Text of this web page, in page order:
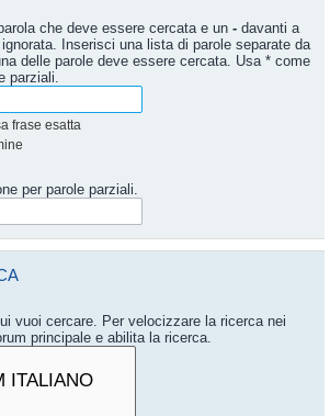
che deve essere cercata e un - davanti a
Inserisci una lista di parole separate da
delle parole deve essere cercata. Usa * come
parziali.
frase esatta
per parole parziali.
vuoi cercare. Per velocizzare la ricerca nei
principale e abilita la ricerca.